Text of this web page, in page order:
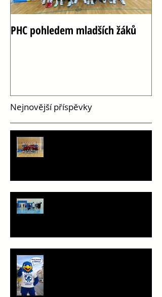
PHC pohledem mladších žáků
Nejnovější příspěvky